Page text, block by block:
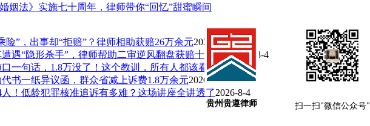
姻法》实施七十周年，律师带你“回忆”甜蜜瞬间
险”，出事却“拒赔”？律师相助获赔26万余元2026-8-4
遇“隐形杀手”，律师帮助二审逆风翻盘获赔十余万元2026-8-4
一句话，1.8万没了！这个教训，所有人都该看看2026-8-4
书一纸异议函，群众省减上诉费1.8万余元2026-8-4
人！低龄犯罪核准追诉有多难？这场讲座全讲透了2026-8-4
贵州贵遵律师 扫一扫"微信公众号"